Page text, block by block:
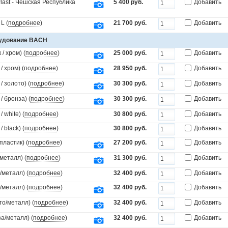
- Чешская Республика 5 400 руб. Добавить
(подробнее) 21 700 руб. Добавить
BACH
/ хром) (подробнее) 25 000 руб. Добавить
хром) (подробнее) 28 950 руб. Добавить
золото) (подробнее) 30 300 руб. Добавить
бронза) (подробнее) 30 300 руб. Добавить
white) (подробнее) 30 800 руб.
Добавить
black) (подробнее) 30 800 руб.
Добавить
(подробнее) 27 200 руб. Добавить
(подробнее) 31 300 руб. Добавить
металл) (подробнее) 32 400 руб.
Добавить
металл) (подробнее) 32 400 руб. Добавить
металл) (подробнее) 32 400 руб. Добавить
металл) (подробнее) 32 400 руб. Добавить